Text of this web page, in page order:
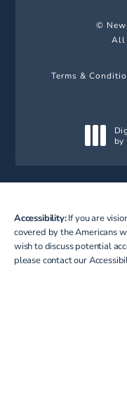
© New
All
Terms &
Accessibility:If you are
covered by the Americans
wish to discuss potential
please contact our